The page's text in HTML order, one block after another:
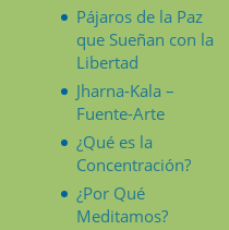
Pájaros de la Paz
que Sueñan con la
Libertad
Jharna-Kala –
Fuente-Arte
¿Qué es la
Concentración?
¿Por Qué
Meditamos?